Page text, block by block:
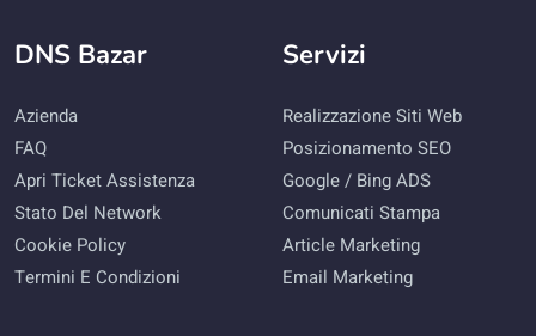
DNS Bazar
Azienda
FAQ
Apri Ticket Assistenza
Stato Del Network
Cookie Policy
Termini E Condizioni
Servizi
Realizzazione Siti Web
Posizionamento SEO
Google / Bing ADS
Comunicati Stampa
Article Marketing
Email Marketing